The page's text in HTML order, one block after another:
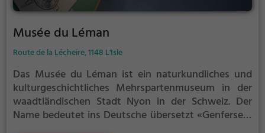
Musée du Léman
Route de la Lécheire, 1148 L'Isle
Das Musée du Léman ist ein naturkundliches und
kulturgeschichtliches Mehrspartenmuseum in der
waadtländischen Stadt Nyon in der Schweiz. Der
Name bedeutet ins Deutsche übersetzt «Genfersee-